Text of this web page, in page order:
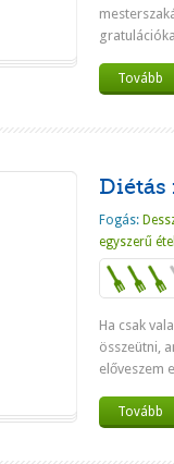
Tovább
Diétás
Fogás:
egyszerű
Ha csak
összeütni,
előveszem
Tovább